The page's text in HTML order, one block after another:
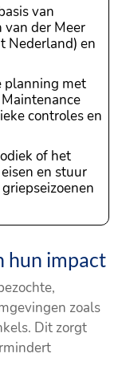
van
van der Meer
Nederland) en
planning met
controles en
of het
en stuur
hun impact
zoals
Dit zorgt